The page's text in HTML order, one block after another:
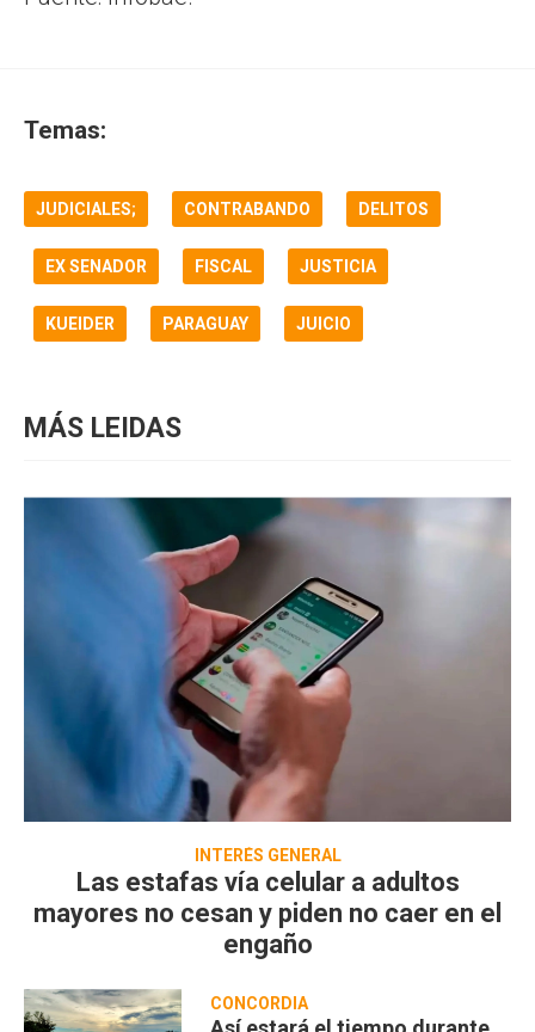
Temas:
JUDICIALES; CONTRABANDO DELITOS
EX SENADOR FISCAL JUSTICIA
KUEIDER PARAGUAY JUICIO
MÁS LEIDAS
INTERÉS GENERAL
Las estafas vía celular a adultos
mayores no cesan y piden no caer en el
engaño
CONCORDIA